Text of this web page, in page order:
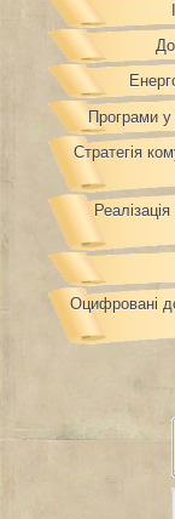
Програми у
Стратегія
Оцифровані